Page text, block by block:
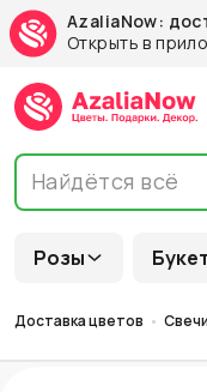
AzaliaNow:
Открыть в
Розы
Доставка цветов Свечи